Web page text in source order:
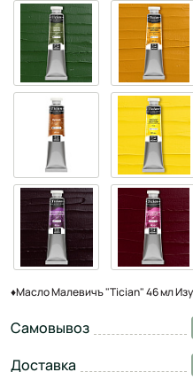
♦Масло Малевичъ "Tician" 46 мл
Самовывоз
Доставка